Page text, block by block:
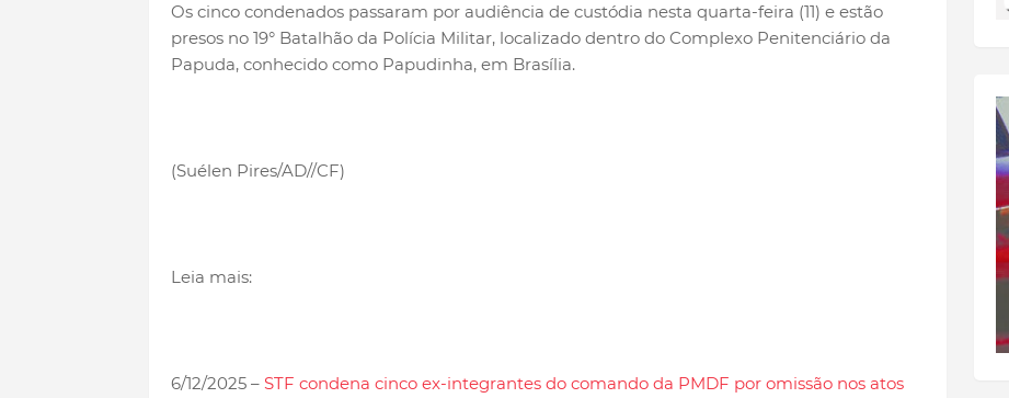
Os cinco condenados passaram por audiência de custódia nesta quarta-feira (11) e estão
presos no 19° Batalhão da Polícia Militar, localizado dentro do Complexo Penitenciário da
Papuda, conhecido como Papudinha, em Brasília.
(Suélen Pires/AD//CF)
Leia mais:
6/12/2025 – STF condena cinco ex-integrantes do comando da PMDF por omissão nos atos